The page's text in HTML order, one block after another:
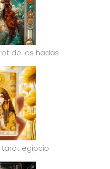
de las hadas
tarot egipcio